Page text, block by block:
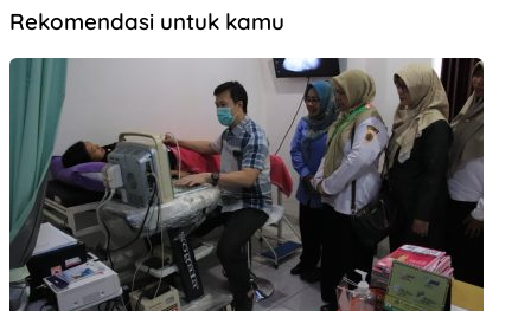
Rekomendasi untuk kamu